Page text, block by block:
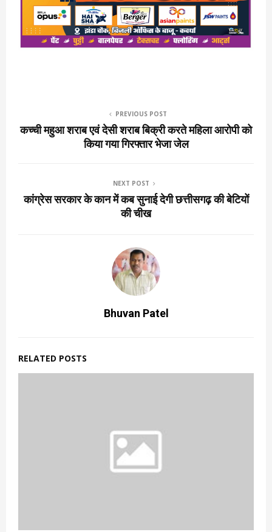
PREVIOUS POST
कच्ची महुआ शराब एवं देसी शराब बिक्री करते महिला आरोपी को
किया गया गिरफ्तार भेजा जेल
NEXT POST
कांग्रेस सरकार के कान में कब सुनाई देगी छत्तीसगढ़ की बेटियों
की चीख
Bhuvan Patel
RELATED POSTS